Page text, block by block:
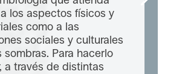
una
con